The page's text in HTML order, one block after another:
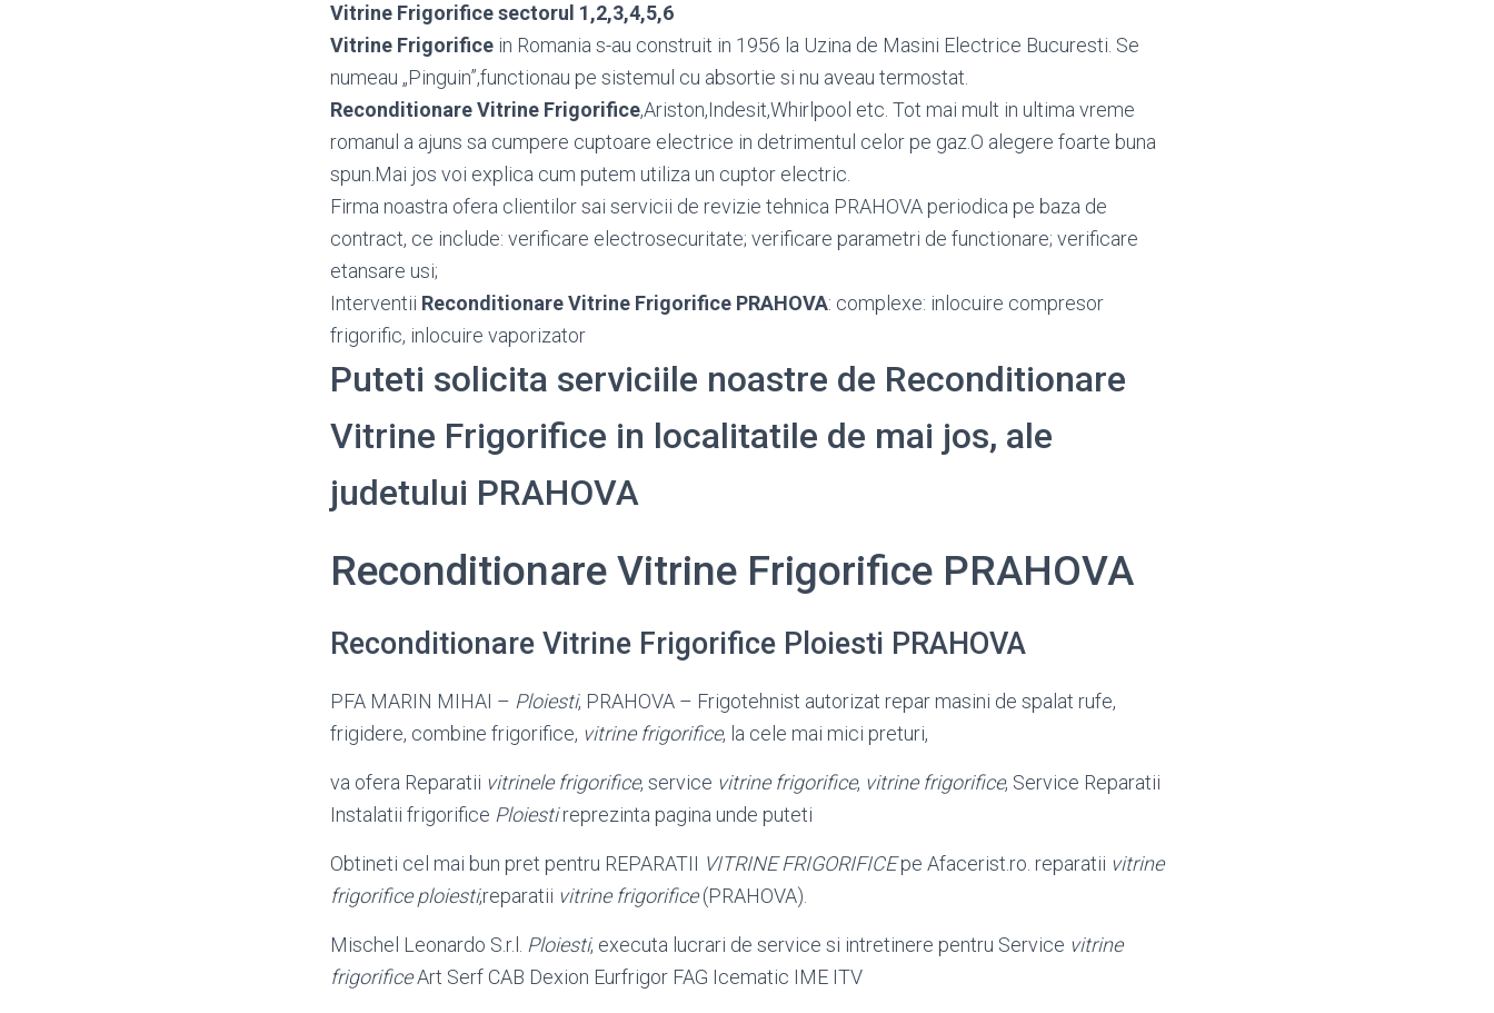
Vitrine Frigorifice sectorul 1,2,3,4,5,6
Vitrine Frigorifice in Romania s-au construit in 1956 la Uzina de Masini Electrice Bucuresti. Se
numeau „Pinguin”,functionau pe sistemul cu absortie si nu aveau termostat.
Reconditionare Vitrine Frigorifice,Ariston,Indesit,Whirlpool etc. Tot mai mult in ultima vreme
romanul a ajuns sa cumpere cuptoare electrice in detrimentul celor pe gaz.O alegere foarte buna
spun.Mai jos voi explica cum putem utiliza un cuptor electric.
Firma noastra ofera clientilor sai servicii de revizie tehnica PRAHOVA periodica pe baza de
contract, ce include: verificare electrosecuritate; verificare parametri de functionare; verificare
etansare usi;
Interventii Reconditionare Vitrine Frigorifice PRAHOVA: complexe: inlocuire compresor
frigorific, inlocuire vaporizator
Puteti solicita serviciile noastre de Reconditionare
Vitrine Frigorifice in localitatile de mai jos, ale
judetului PRAHOVA
Reconditionare Vitrine Frigorifice PRAHOVA
Reconditionare Vitrine Frigorifice Ploiesti PRAHOVA
PFA MARIN MIHAI – Ploiesti, PRAHOVA – Frigotehnist autorizat repar masini de spalat rufe,
frigidere, combine frigorifice, vitrine frigorifice, la cele mai mici preturi,
va ofera Reparatii vitrinele frigorifice, service vitrine frigorifice, vitrine frigorifice, Service Reparatii
Instalatii frigorifice Ploiestireprezinta pagina unde puteti
Obtineti cel mai bun pret pentru REPARATII VITRINE FRIGORIFICEpe Afacerist. ro. reparatii vitrine
frigorifice ploiesti,reparatii vitrine frigorifice(PRAHOVA).
Mischel Leonardo S.r.l. Ploiesti, executa lucrari de service si intretinere pentru Service vitrine
frigorificeArt Serf CAB Dexion Eurfrigor FAG Icematic IME ITV